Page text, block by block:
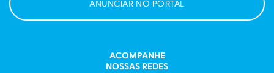
ANUNCIAR NO PORTAL
ACOMPANHE
NOSSAS REDES